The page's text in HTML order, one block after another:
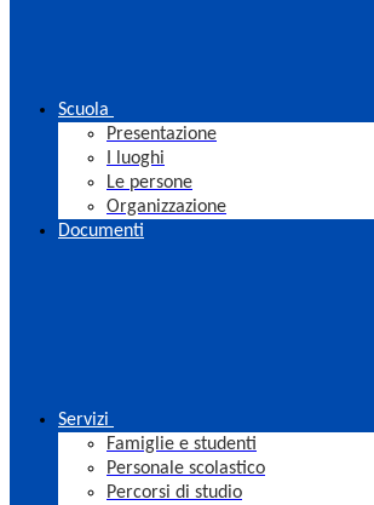
Scuola
Presentazione
I luoghi
Le persone
Organizzazione
Documenti
Servizi
Famiglie e studenti
Personale scolastico
Percorsi di studio